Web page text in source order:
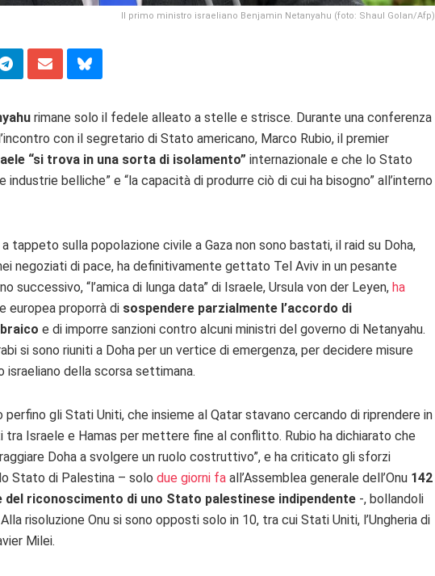
Il primo ministro israeliano Benjamin Netanyahu (foto: Shaul Golan/Afp)
rimane solo il fedele alleato a stelle e strisce. Durante una conferenza
con il segretario di Stato americano, Marco Rubio, il premier
“si trova in una sorta di isolamento” internazionale e che lo Stato
industrie belliche” e “la capacità di produrre ciò di cui ha bisogno” all’interno
tappeto sulla popolazione civile a Gaza non sono bastati, il raid su Doha,
negoziati di pace, ha definitivamente gettato Tel Aviv in un pesante
successivo, “l’amica di lunga data” di Israele, Ursula von der Leyen, ha
europea proporrà di sospendere parzialmente l’accordo di
e di imporre sanzioni contro alcuni ministri del governo di Netanyahu.
si sono riuniti a Doha per un vertice di emergenza, per decidere misure
della scorsa settimana.
gli Stati Uniti, che insieme al Qatar stavano cercando di riprendere in
tra Israele e Hamas per mettere fine al conflitto. Rubio ha dichiarato che
Doha a svolgere un ruolo costruttivo”, e ha criticato gli sforzi
Stato di Palestina – solo due giorni fa all’Assemblea generale dell’Onu 142
del riconoscimento di uno Stato palestinese indipendente -, bollandoli
risoluzione Onu si sono opposti solo in 10, tra cui Stati Uniti, l’Ungheria di
Milei.